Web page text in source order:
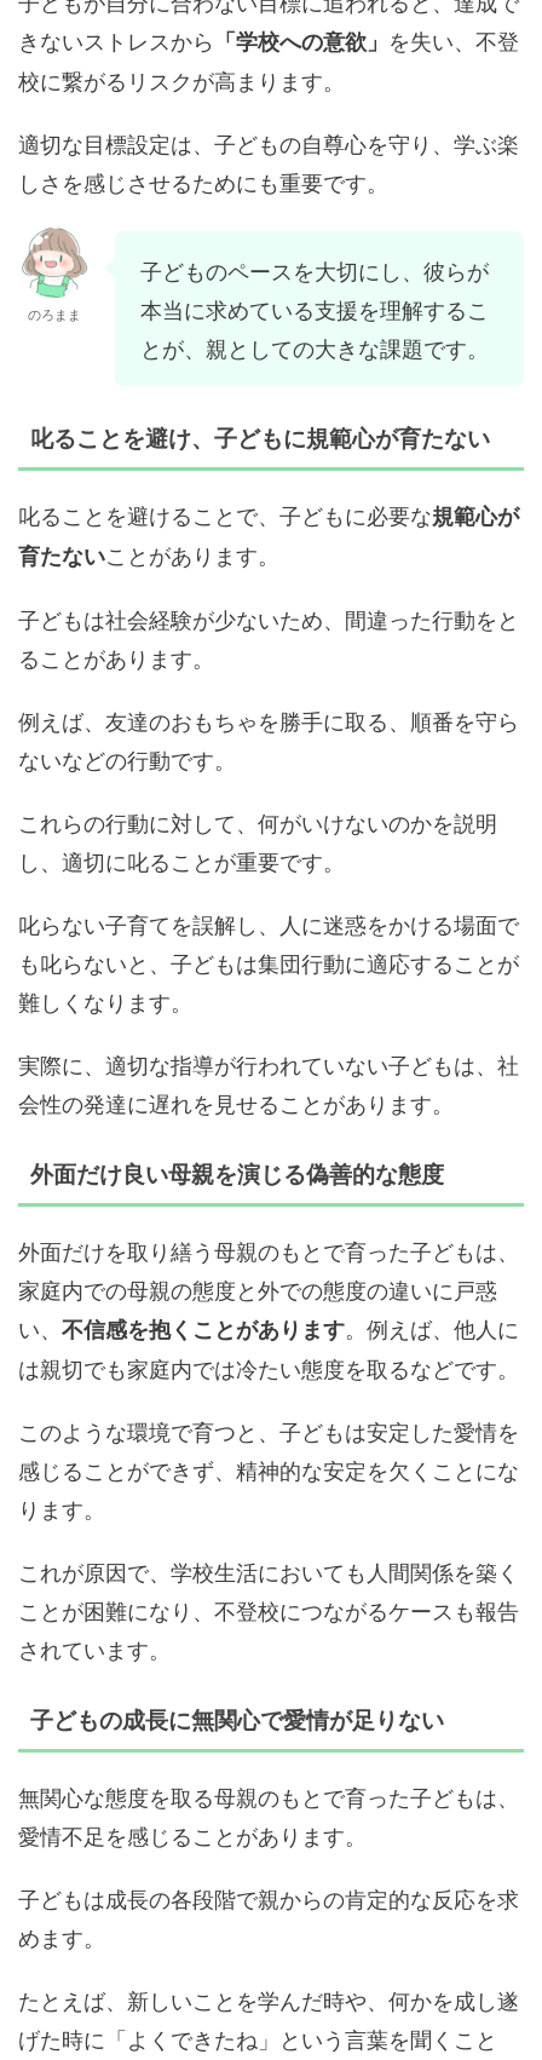
きないストレスから 「学校への意欲」 を失い、不登
校に繋がるリスクが高まります。
適切な目標設定は、子どもの自尊心を守り、学ぶ楽
しさを感じさせるためにも重要です。
のろまま
子どものペースを大切にし、彼らが
本当に求めている支援を理解するこ
とが、親としての大きな課題です。
叱ることを避け、子どもに規範心が育たない
叱ることを避けることで、子どもに必要な規範心が
育たないことがあります。
子どもは社会経験が少ないため、間違った行動をと
ることがあります。
例えば、友達のおもちゃを勝手に取る、順番を守ら
ないなどの行動です。
これらの行動に対して、何がいけないのかを説明
し、適切に叱ることが重要です。
叱らない子育てを誤解し、人に迷惑をかける場面で
も叱らないと、子どもは集団行動に適応することが
難しくなります。
実際に、適切な指導が行われていない子どもは、社
会性の発達に遅れを見せることがあります。
外面だけ良い母親を演じる偽善的な態度
外面だけを取り繕う母親のもとで育った子どもは、
家庭内での母親の態度と外での態度の違いに戸惑
い、 不信感を抱くことがあります。例えば、他人に
は親切でも家庭内では冷たい態度を取るなどです。
このような環境で育つと、子どもは安定した愛情を
感じることができず、精神的な安定を欠くことにな
ります。
これが原因で、学校生活においても人間関係を築く
ことが困難になり、不登校につながるケースも報告
されています。
子どもの成長に無関心で愛情が足りない
無関心な態度を取る母親のもとで育った子どもは、
愛情不足を感じることがあります。
子どもは成長の各段階で親からの肯定的な反応を求
めます。
たとえば、新しいことを学んだ時や、何かを成し遂
げた時に「よくできたね」という言葉を聞くこと